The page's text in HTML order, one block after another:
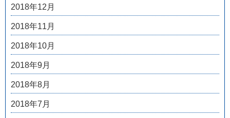
2018年12月
2018年11月
2018年10月
2018年9月
2018年8月
2018年7月